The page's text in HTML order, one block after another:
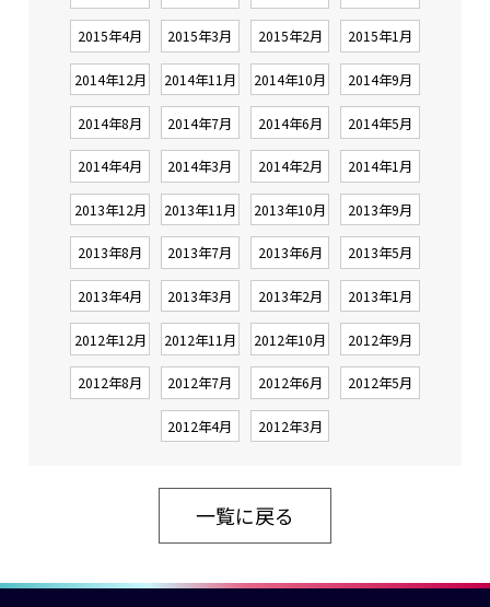
2015年4月 2015年3月 2015年2月 2015年1月
2014年12月 2014年11月 2014年10月 2014年9月
2014年8月 2014年7月 2014年6月 2014年5月
2014年4月 2014年3月 2014年2月 2014年1月
2013年12月 2013年11月 2013年10月 2013年9月
2013年8月 2013年7月 2013年6月 2013年5月
2013年4月 2013年3月 2013年2月 2013年1月
2012年12月 2012年11月 2012年10月 2012年9月
2012年8月 2012年7月 2012年6月 2012年5月
2012年4月 2012年3月
一覧に戻る